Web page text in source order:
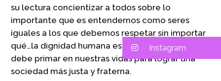
su lectura concientizar a todos sobre lo
importante que es entendernos como seres
iguales a los que debemos respetar sin importar
qué…la dignidad humana es una máxima que
debe primar en nuestras vidas para lograr una
sociedad más justa y fraterna.
Instagram